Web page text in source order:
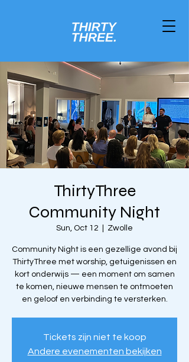
ThirtyThree
Community Night
Sun, Oct 12 Zwolle
Community Night is een gezellige avond bij
ThirtyThree met worship, getuigenissen en
kort onderwijs — een moment om samen
te komen, nieuwe mensen te ontmoeten
en geloof en verbinding te versterken.
Tickets zijn niet te koop
Andere evenementen bekijken